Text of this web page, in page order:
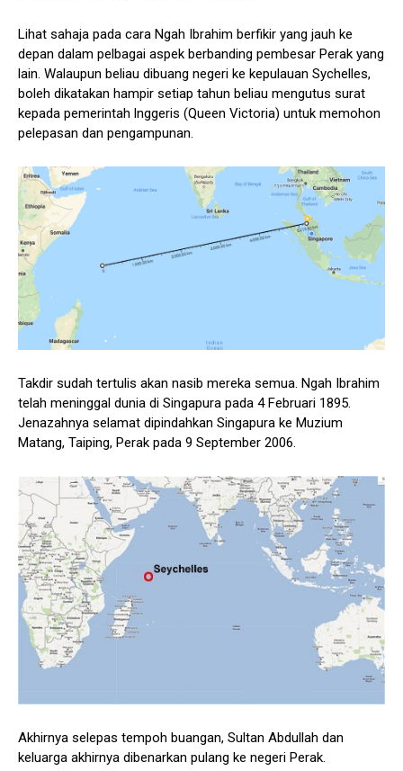
Lihat sahaja pada cara Ngah Ibrahim berfikir yang jauh ke
depan dalam pelbagai aspek berbanding pembesar Perak yang
lain. Walaupun beliau dibuang negeri ke kepulauan Sychelles,
boleh dikatakan hampir setiap tahun beliau mengutus surat
kepada pemerintah lnggeris (Queen Victoria) untuk memohon
pelepasan dan pengampunan.
Takdir sudah tertulis akan nasib mereka semua. Ngah Ibrahim
telah meninggal dunia di Singapura pada 4 Februari 1895.
Jenazahnya selamat dipindahkan Singapura ke Muzium
Matang, Taiping, Perak pada 9 September 2006.
Akhirnya selepas tempoh buangan, Sultan Abdullah dan
keluarga akhirnya dibenarkan pulang ke negeri Perak.